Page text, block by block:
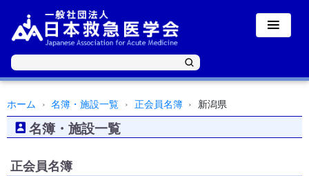
ホーム 名簿・施設一覧 正会員名簿 新潟県
名簿・施設一覧
正会員名簿